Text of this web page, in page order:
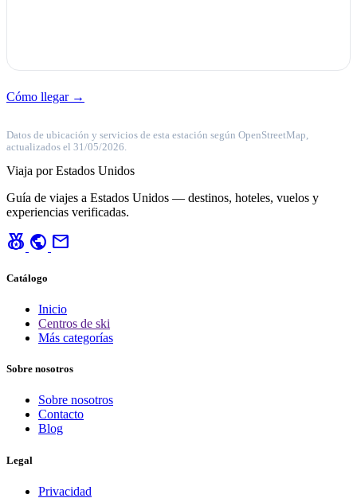
Cómo llegar →
Datos de ubicación y servicios de esta estación según OpenStreetMap,
actualizados el 31/05/2026.
Viaja por Estados Unidos
Guía de viajes a Estados Unidos — destinos, hoteles, vuelos y
experiencias verificadas.
social_leaderboard public mail
Catálogo
Inicio
Centros de ski
Más categorías
Sobre nosotros
Sobre nosotros
Contacto
Blog
Legal
Privacidad